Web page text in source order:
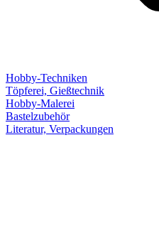
Hobby-Techniken
Töpferei, Gießtechnik
Hobby-Malerei
Bastelzubehör
Literatur, Verpackungen